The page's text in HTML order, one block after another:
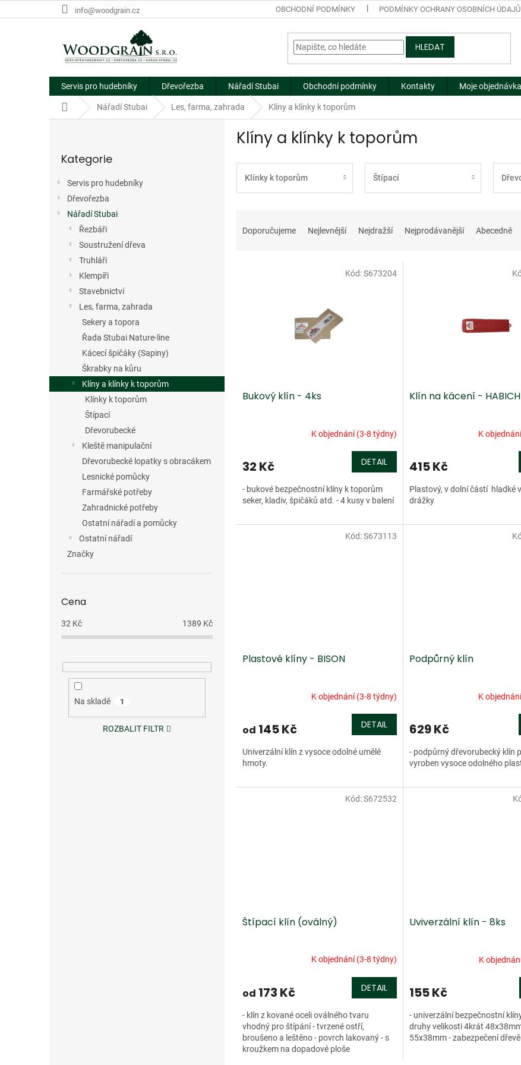
na
info@woodgrain.cz OBCHODNÍ PODMÍNKY PODMÍNKY OCHRANY OSOBNÍCH ÚDAJŮ
HLEDAT
Servis pro hudebníky Dřevořezba Nářadí Stubai Obchodní podmínky Kontakty Moje objednávka
Domů Nářadí Stubai Les, farma, zahrada Klíny a klínky k toporům
kategorie
Kategorie
Servis pro hudebníky
Dřevořezba
Nářadí Stubai
Řezbáři
Soustružení dřeva
Truhláři
Klempíři
Stavebnictví
Les, farma, zahrada
Sekery a topora
Řada Stubai Nature-line
Kácecí špičáky (Sapiny)
Škrabky na kůru
Klíny a klínky k toporům
Klínky k toporům
Štípací
Dřevorubecké
Kleště manipulační
Dřevorubecké lopatky s obracákem
Lesnické pomůcky
Farmářské potřeby
Zahradnické potřeby
Ostatní nářadí a pomůcky
Ostatní nářadí
Značky
Cena
32 Kč 1389 Kč
Na skladě 1
ROZBALIT FILTR
Klíny a klínky k toporům
Klínky k toporům Štípací
aDoporučujeme Nejlevnější Nejdražší Nejprodávanější Abecedně
Bukový klín - 4ks
K objednání (3-8 týdny)
32 Kč DETAIL
- bukové bezpečnostní klíny k toporům
seker, kladiv, špičáků atd. - 4 kusy v balení
Kód:S673204
Klín na kácení -
K
415 Kč
Plastový, v dolní částí hladké
drážky
Plastové klíny - BISON
K objednání (3-8 týdny)
od 145 Kč DETAIL
Univerzální klín z vysoce odolné umělé
hmoty.
Kód:S673113
Podpůrný klín
K
629 Kč
- podpůrný dřevorubecký klín
vyroben vysoce odolného
Štípací klín (oválný)
K objednání (3-8 týdny)
od 173 Kč DETAIL
- klín z kované oceli oválného tvaru
vhodný pro štípání - tvrzené ostří,
broušeno a leštěno - povrch lakovaný - s
kroužkem na dopadové ploše
Kód:S672532
Uviverzální klín - 8ks
K
155 Kč
- univerzální bezpečnostní
druhy velikosti 4krát
55x38mm - zabezpečení